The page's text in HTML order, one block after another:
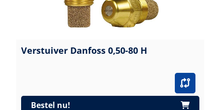
Verstuiver Danfoss 0,50-80 H
Bestel nu!